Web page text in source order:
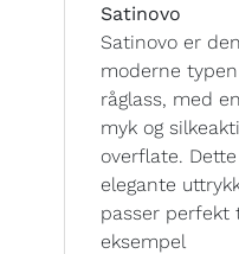
Satinovo
Satinovo er
moderne typen
råglass, med
myk og
overflate. Dette
elegante
passer perfekt
eksempel